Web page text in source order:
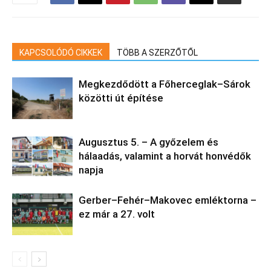
KAPCSOLÓDÓ CIKKEK TÖBB A SZERZŐTŐL
Megkezdődött a Főherceglak–Sárok
közötti út építése
Augusztus 5. – A győzelem és
hálaadás, valamint a horvát honvédők
napja
Gerber–Fehér–Makovec emléktorna –
ez már a 27. volt